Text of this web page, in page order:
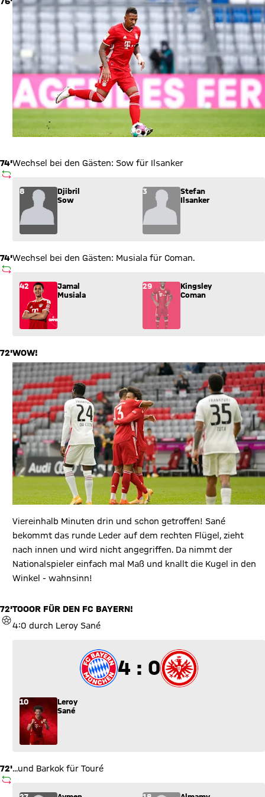
74'
AUSWECHSLUNG
Wechsel bei den Gästen: Sow für Ilsanker
Wechsel: Djibril Sow (8) kommt für Stefan Ilsanker (3) ins
8
Djibril
Sow
3
Stefan
Ilsanker
74'
AUSWECHSLUNG
Wechsel bei den Gästen: Musiala für Coman.
Wechsel: Jamal Musiala (42) kommt für Kingsley Coman
42
Jamal
Musiala
29
Kingsley
Coman
72'WOW!
Viereinhalb Minuten drin und schon getroffen! Sané
bekommt das runde Leder auf dem rechten Flügel, zieht
nach innen und wird nicht angegriffen. Da nimmt der
Nationalspieler einfach mal Maß und knallt die Kugel in den
Winkel - wahnsinn!
72'
TOR
TOOOR FÜR DEN FC BAYERN!
4:0 durch Leroy Sané
4 zu 0
4 : 0
10
Leroy
Sané
72'
AUSWECHSLUNG
...und Barkok für Touré